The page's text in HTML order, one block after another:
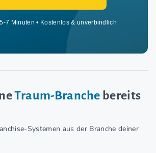
7 Minuten • Kostenlos & unverbindlich
Traum-Branche bereits
Systemen aus der Branche deiner